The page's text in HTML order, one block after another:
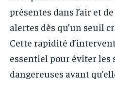
présentes dans l’air et
alertes dès qu’un seuil
Cette rapidité
essentiel pour éviter les
dangereuses avant